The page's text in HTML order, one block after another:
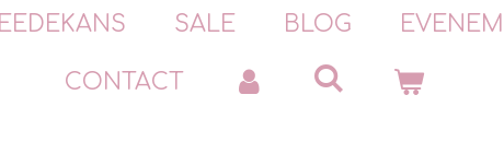
SALE BLOG
CONTACT